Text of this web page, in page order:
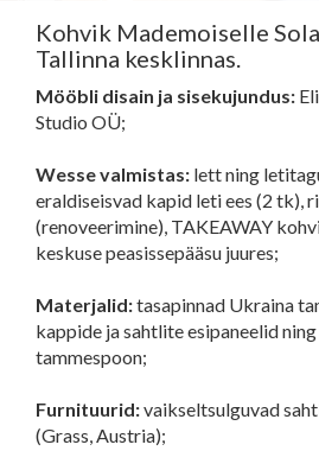
Kohvik Mademoiselle
Tallinna kesklinnas.
Mööbli disain ja sisekujundus:
Studio OÜ;
Wesse valmistas: lett ning
eraldiseisvad kapid leti ees (2 tk),
(renoveerimine), TAKEAWAY
keskuse peasissepääsu juures;
Materjalid:tasapinnad Ukraina
kappide ja sahtlite esipaneelid
tammespoon;
Furnituurid:vaikseltsulguvad
(Grass, Austria);